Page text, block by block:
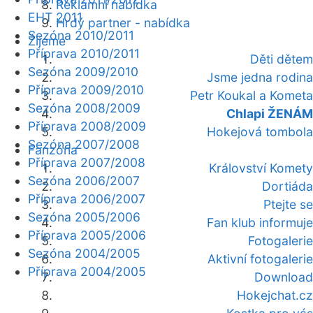
Reklamní nabídka
Hrdý partner - nabídka
Žijeme
Děti dětem
Jsme jedna rodina
Petr Koukal a Kometa
Chlapi ŽENÁM
Hokejová tombola
Fanzóna
Království Komety
Dortiáda
Ptejte se
Fan klub informuje
Fotogalerie
Aktivní fotogalerie
Download
Hokejchat.cz
EHT 2011
Sezóna 2010/2011
Příprava 2010/2011
Sezóna 2009/2010
Příprava 2009/2010
Sezóna 2008/2009
Příprava 2008/2009
Sezóna 2007/2008
Příprava 2007/2008
Sezóna 2006/2007
Příprava 2006/2007
Sezóna 2005/2006
Příprava 2005/2006
Sezóna 2004/2005
Příprava 2004/2005